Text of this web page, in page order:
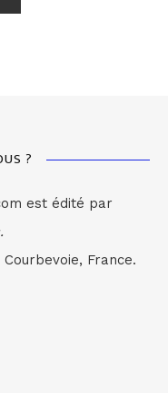
?
est édité par
France.